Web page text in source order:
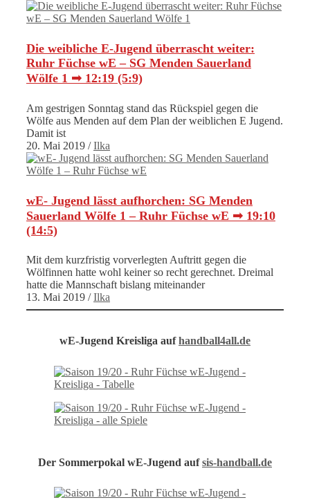
Die weibliche E-Jugend überrascht weiter:
Ruhr Füchse wE – SG Menden Sauerland
Wölfe 1 ➟ 12:19 (5:9)
Am gestrigen Sonntag stand das Rückspiel gegen die
Wölfe aus Menden auf dem Plan der weiblichen E Jugend.
Damit ist
20. Mai 2019 /Ilka
wE- Jugend lässt aufhorchen: SG Menden
Sauerland Wölfe 1 – Ruhr Füchse wE ➟ 19:10
(14:5)
Mit dem kurzfristig vorverlegten Auftritt gegen die
Wölfinnen hatte wohl keiner so recht gerechnet. Dreimal
hatte die Mannschaft bislang miteinander
13. Mai 2019 /Ilka
wE-Jugend Kreisliga aufhandball4all.de
Der Sommerpokal wE-Jugend aufsis-handball.de